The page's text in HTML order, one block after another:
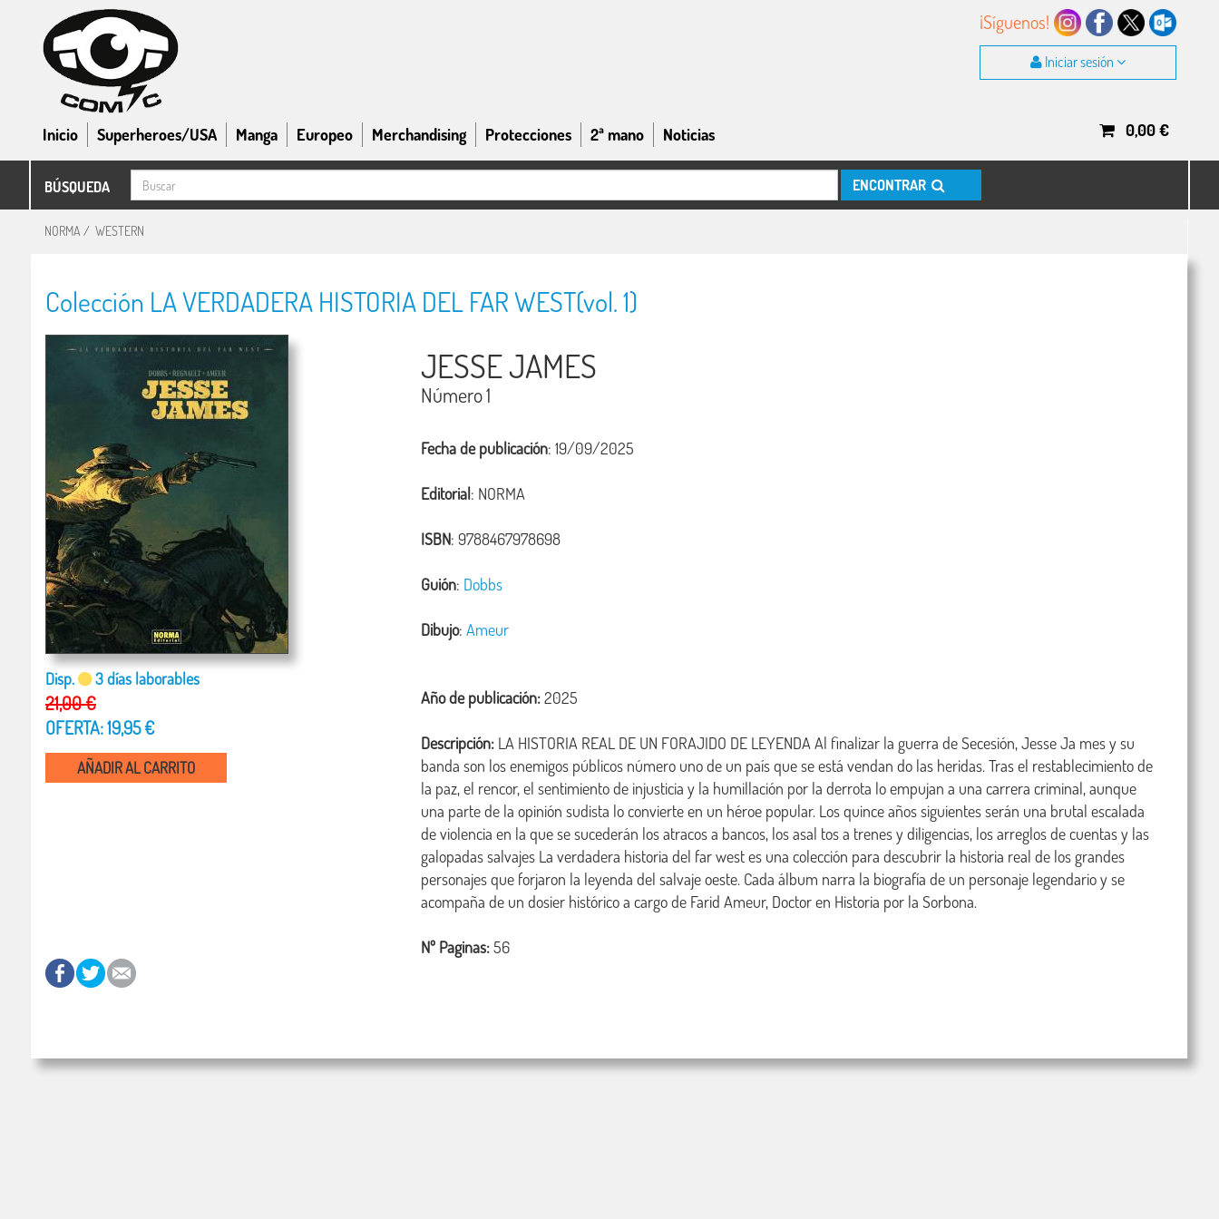
¡Síguenos!
Iniciar sesión
Inicio Superheroes/USA Manga Europeo Merchandising Protecciones 2ª mano Noticias 0,00€
BÚSQUEDA ENCONTRAR
NORMA / WESTERN
Colección LA VERDADERA HISTORIA DEL FAR WEST(vol. 1)
Disp. 3 días laborables
21,00 €
OFERTA: 19,95 €
AÑADIR AL CARRITO
JESSE JAMES
Número 1
Fecha de publicación: 19/09/2025
Editorial: NORMA
ISBN: 9788467978698
Guión: Dobbs
Dibujo:Ameur
Año de publicación:2025
Descripción: LA HISTORIA REAL DE UN FORAJIDO DE LEYENDA Al finalizar la guerra de Secesión, Jesse Ja mes y su
banda son los enemigos públicos número uno de un país que se está vendan do las heridas. Tras el restablecimiento de
la paz, el rencor, el sentimiento de injusticia y la humillación por la derrota lo empujan a una carrera criminal, aunque
una parte de la opinión sudista lo convierte en un héroe popular. Los quince años siguientes serán una brutal escalada
de violencia en la que se sucederán los atracos a bancos, los asal tos a trenes y diligencias, los arreglos de cuentas y las
galopadas salvajes La verdadera historia del far west es una colección para descubrir la historia real de los grandes
personajes que forjaron la leyenda del salvaje oeste. Cada álbum narra la biografía de un personaje legendario y se
acompaña de un dosier histórico a cargo de Farid Ameur, Doctor en Historia por la Sorbona.
Nº Paginas:56